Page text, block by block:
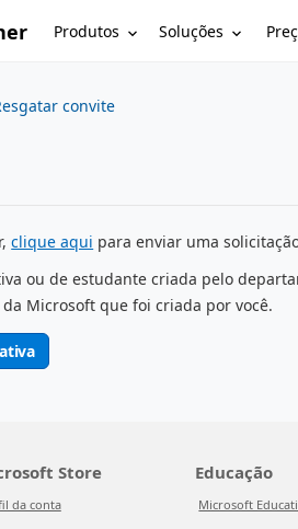
Produtos Soluções
convite
clique aqui para enviar uma
ou de estudante criada pelo
Microsoft que foi criada por você.
Store
da conta
Educação
Microsoft